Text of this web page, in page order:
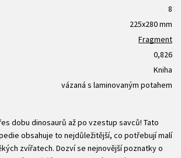
8
225x280 mm
Fragment
0,826
Kniha
vázaná s laminovaným potahem
dobu dinosaurů až po vzestup savců! Tato
obsahuje to nejdůležitější, co potřebují malí
zvířatech. Dozví se nejnovější poznatky o